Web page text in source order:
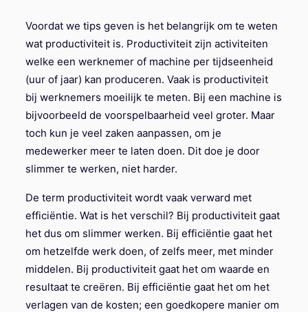
Voordat we tips geven is het belangrijk om te weten
wat productiviteit is. Productiviteit zijn activiteiten
welke een werknemer of machine per tijdseenheid
(uur of jaar) kan produceren. Vaak is productiviteit
bij werknemers moeilijk te meten. Bij een machine is
bijvoorbeeld de voorspelbaarheid veel groter. Maar
toch kun je veel zaken aanpassen, om je
medewerker meer te laten doen. Dit doe je door
slimmer te werken, niet harder.
De term productiviteit wordt vaak verward met
efficiëntie. Wat is het verschil? Bij productiviteit gaat
het dus om slimmer werken. Bij efficiëntie gaat het
om hetzelfde werk doen, of zelfs meer, met minder
middelen. Bij productiviteit gaat het om waarde en
resultaat te creëren. Bij efficiëntie gaat het om het
verlagen van de kosten; een goedkopere manier om